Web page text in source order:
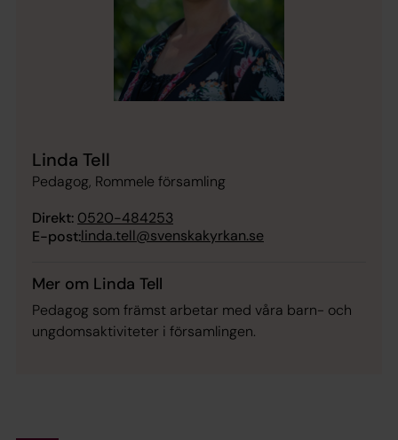
Linda Tell
Pedagog, Rommele församling
Direkt: 0520-484253
E-post:linda.tell@svenskakyrkan.se
Mer om Linda Tell
Pedagog som främst arbetar med våra barn- och
ungdomsaktiviteter i församlingen.